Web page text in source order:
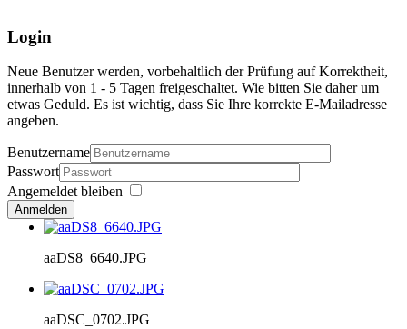
Login
Neue Benutzer werden, vorbehaltlich der Prüfung auf Korrektheit,
innerhalb von 1 - 5 Tagen freigeschaltet. Wie bitten Sie daher um
etwas Geduld. Es ist wichtig, dass Sie Ihre korrekte E-Mailadresse
angeben.
Benutzername
Passwort
Angemeldet bleiben
Anmelden
aaDS8_6640.JPG
aaDSC_0702.JPG